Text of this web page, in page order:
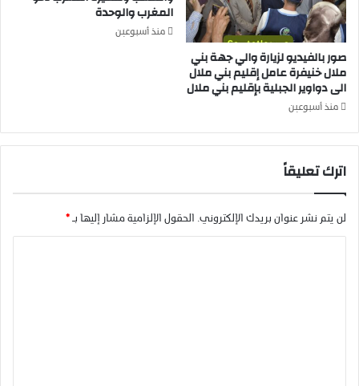
ا
ص
ي
ح
و
ت
و
ا
ل
ل
ب
ل
ا
غ
ا
ل
ي
صور بالفيديو لزيارة والي جهة بني
ملال خنيفرة عامل إقليم بني ملال
الى دواوير الجبلية بإقليم بني ملال
منذ أسبوعين
المغرب والوحدة
منذ أسبوعين
اترك تعليقاً
لن يتم نشر عنوان بريدك الإلكتروني. الحقول الإلزامية مشار إليها بـ *